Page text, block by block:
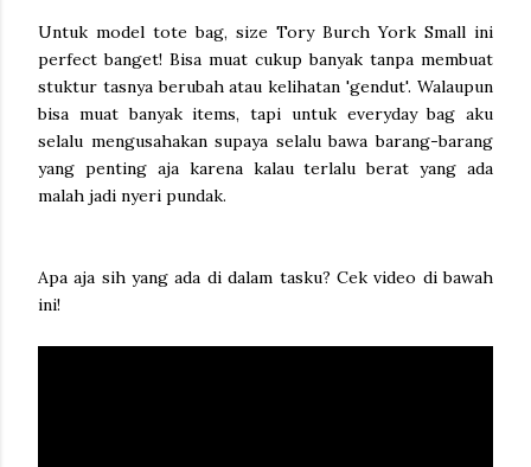
Untuk model tote bag, size Tory Burch York Small ini
perfect banget! Bisa muat cukup banyak tanpa membuat
stuktur tasnya berubah atau kelihatan 'gendut'. Walaupun
bisa muat banyak items, tapi untuk everyday bag aku
selalu mengusahakan supaya selalu bawa barang-barang
yang penting aja karena kalau terlalu berat yang ada
malah jadi nyeri pundak.
Apa aja sih yang ada di dalam tasku? Cek video di bawah
ini!